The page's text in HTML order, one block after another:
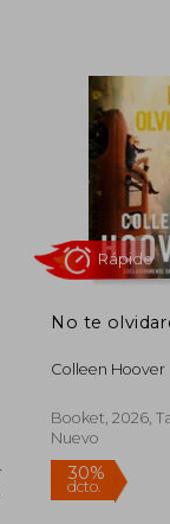
S/ 62,93
No te
Colleen Hoover
Booket, 2026,
Nuevo